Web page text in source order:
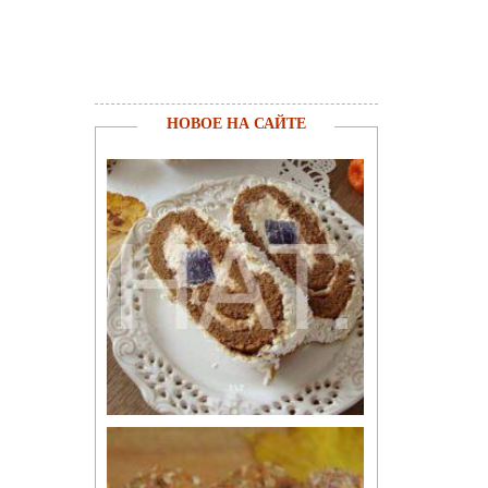
НОВОЕ НА САЙТЕ